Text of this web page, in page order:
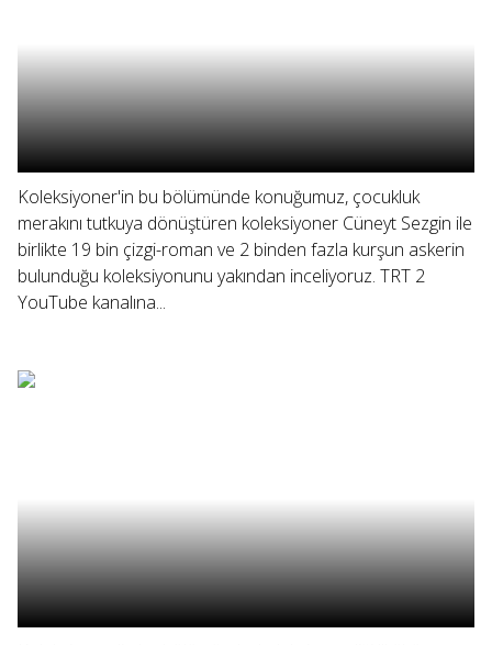
Koleksiyoner'in bu bölümünde konuğumuz, çocukluk
merakını tutkuya dönüştüren koleksiyoner Cüneyt Sezgin ile
birlikte 19 bin çizgi-roman ve 2 binden fazla kurşun askerin
bulunduğu koleksiyonunu yakından inceliyoruz. TRT 2
YouTube kanalına...